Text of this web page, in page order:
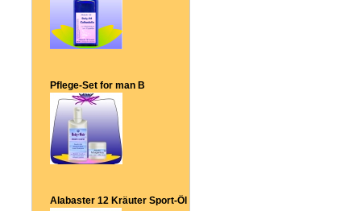
Pflege-Set for man B
Alabaster 12 Kräuter Sport-Öl